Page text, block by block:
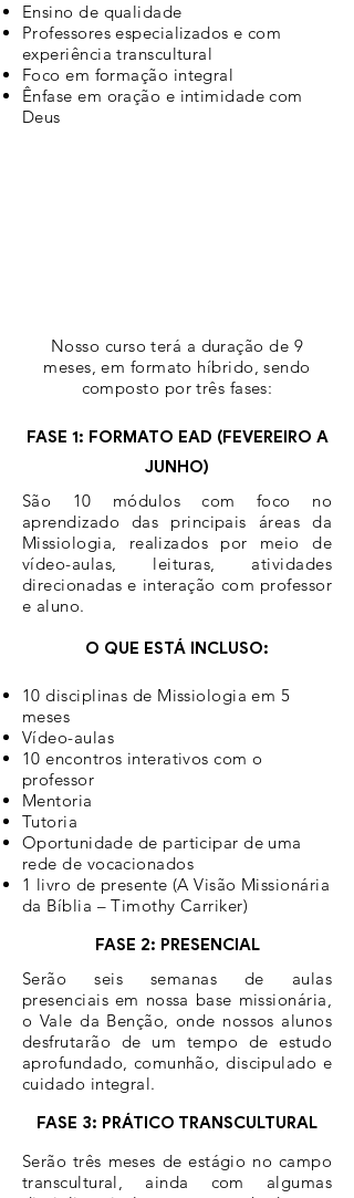
Ensino de qualidade
Professores especializados e com
experiência transcultural
Foco em formação integral
Ênfase em oração e intimidade com
Deus
Nosso curso terá a duração de 9
meses, em formato híbrido, sendo
composto por três fases:
FASE 1: FORMATO EAD (FEVEREIRO A
JUNHO)
São 10 módulos com foco no
aprendizado das principais áreas da
Missiologia, realizados por meio de
vídeo-aulas, leituras, atividades
direcionadas e interação com professor
e aluno.
O QUE ESTÁ INCLUSO:
10 disciplinas de Missiologia em 5
meses
Vídeo-aulas
10 encontros interativos com o
professor
Mentoria
Tutoria
Oportunidade de participar de uma
rede de vocacionados
1 livro de presente (A Visão Missionária
da Bíblia – Timothy Carriker)
FASE 2: PRESENCIAL
Serão seis semanas de aulas
presenciais em nossa base missionária,
o Vale da Benção, onde nossos alunos
desfrutarão de um tempo de estudo
aprofundado, comunhão, discipulado e
cuidado integral.
FASE 3: PRÁTICO TRANSCULTURAL
Serão três meses de estágio no campo
transcultural, ainda com algumas